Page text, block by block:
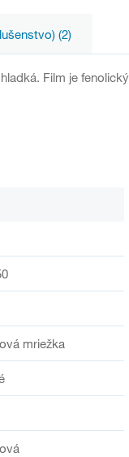
(2)
Film je
mriežka